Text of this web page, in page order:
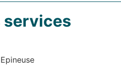
services